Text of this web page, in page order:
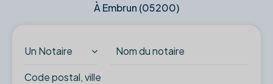
À Embrun (05200)
Un Notaire